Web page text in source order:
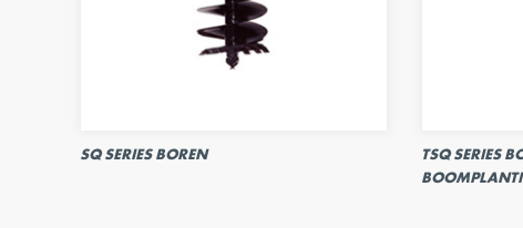
SQ SERIES BOREN
TSQ SERIES